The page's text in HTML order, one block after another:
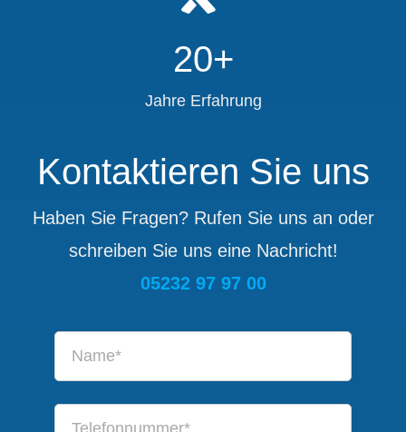
20+
Jahre Erfahrung
Kontaktieren Sie uns
Haben Sie Fragen? Rufen Sie uns an oder
schreiben Sie uns eine Nachricht!
05232 97 97 00